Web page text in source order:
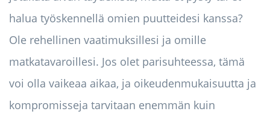
halua työskennellä omien puutteidesi kanssa?
Ole rehellinen vaatimuksillesi ja omille
matkatavaroillesi. Jos olet parisuhteessa, tämä
voi olla vaikeaa aikaa, ja oikeudenmukaisuutta ja
kompromisseja tarvitaan enemmän kuin